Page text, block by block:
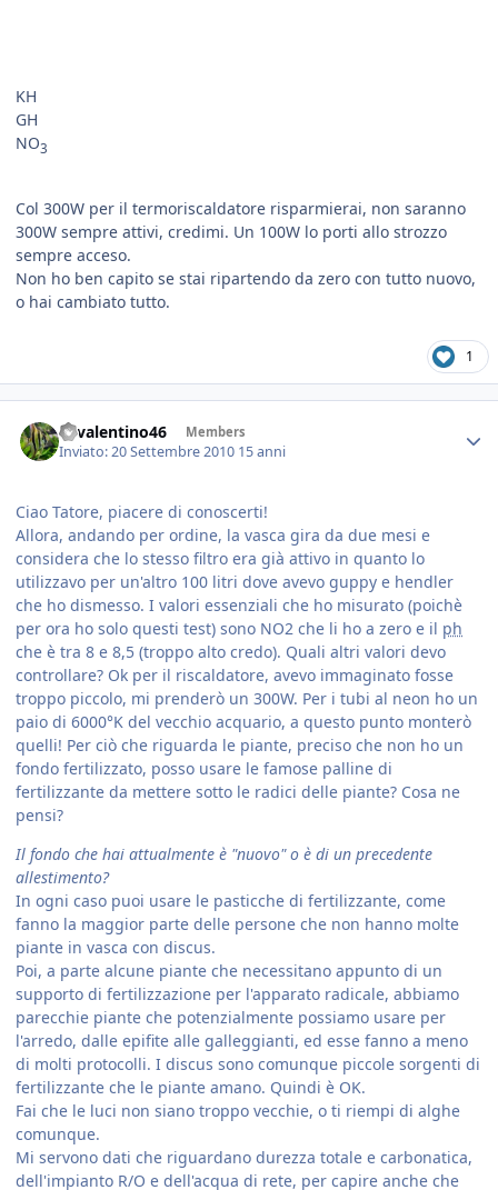
KH
GH
NO3
Col 300W per il termoriscaldatore risparmierai, non saranno
300W sempre attivi, credimi. Un 100W lo porti allo strozzo
sempre acceso.
Non ho ben capito se stai ripartendo da zero con tutto nuovo,
o hai cambiato tutto.
1
46valentino46 Members
Inviato:20 Settembre 2010 15 anni
Ciao Tatore, piacere di conoscerti!
Allora, andando per ordine, la vasca gira da due mesi e
considera che lo stesso filtro era già attivo in quanto lo
utilizzavo per un'altro 100 litri dove avevo guppy e hendler
che ho dismesso. I valori essenziali che ho misurato (poichè
per ora ho solo questi test) sono NO2 che li ho a zero e il ph
che è tra 8 e 8,5 (troppo alto credo). Quali altri valori devo
controllare? Ok per il riscaldatore, avevo immaginato fosse
troppo piccolo, mi prenderò un 300W. Per i tubi al neon ho un
paio di 6000°K del vecchio acquario, a questo punto monterò
quelli! Per ciò che riguarda le piante, preciso che non ho un
fondo fertilizzato, posso usare le famose palline di
fertilizzante da mettere sotto le radici delle piante? Cosa ne
pensi?
Il fondo che hai attualmente è "nuovo" o è di un precedente
allestimento?
In ogni caso puoi usare le pasticche di fertilizzante, come
fanno la maggior parte delle persone che non hanno molte
piante in vasca con discus.
Poi, a parte alcune piante che necessitano appunto di un
supporto di fertilizzazione per l'apparato radicale, abbiamo
parecchie piante che potenzialmente possiamo usare per
l'arredo, dalle epifite alle galleggianti, ed esse fanno a meno
di molti protocolli. I discus sono comunque piccole sorgenti di
fertilizzante che le piante amano. Quindi è OK.
Fai che le luci non siano troppo vecchie, o ti riempi di alghe
comunque.
Mi servono dati che riguardano durezza totale e carbonatica,
dell'impianto R/O e dell'acqua di rete, per capire anche che